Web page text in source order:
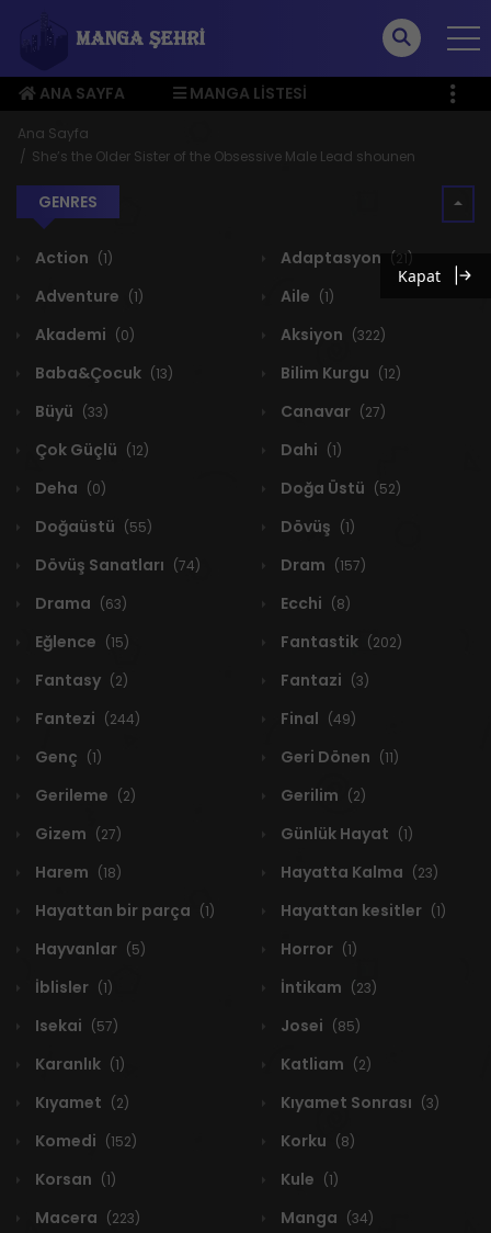
ANA SAYFA
MANGA LISTESI
ÜYE MENÜSÜ
Ana Sayfa
She’s the Older Sister of the Obsessive Male Lead shounen
GENRES
Action (1) Adaptasyon (21)
Adventure (1) Aile (1)
Akademi (0) Aksiyon (322)
Baba&Çocuk (13) Bilim Kurgu (12)
Büyü (33) Canavar (27)
Çok Güçlü (12) Dahi (1)
Deha (0) Doğa Üstü (52)
Doğaüstü (55) Dövüş (1)
Dövüş Sanatları (74) Dram (157)
Drama (63) Ecchi (8)
Eğlence (15) Fantastik (202)
Fantasy (2) Fantazi (3)
Fantezi (244) Final (49)
Genç (1) Geri Dönen (11)
Gerileme (2) Gerilim (2)
Gizem (27) Günlük Hayat (1)
Harem (18) Hayatta Kalma (23)
Hayattan bir parça (1) Hayattan kesitler (1)
Hayvanlar (5) Horror (1)
İblisler (1) İntikam (23)
Isekai (57) Josei (85)
Karanlık (1) Katliam (2)
Kıyamet (2) Kıyamet Sonrası (3)
Komedi (152) Korku (8)
Korsan (1) Kule (1)
Macera (223) Manga (34)
Kapat